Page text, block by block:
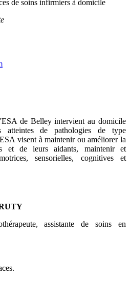
de soins infirmiers à domicile
de Belley intervient au domicile
atteintes de pathologies de type
visent à maintenir ou améliorer la
et de leurs aidants, maintenir et
sensorielles, cognitives et
assistante de soins en